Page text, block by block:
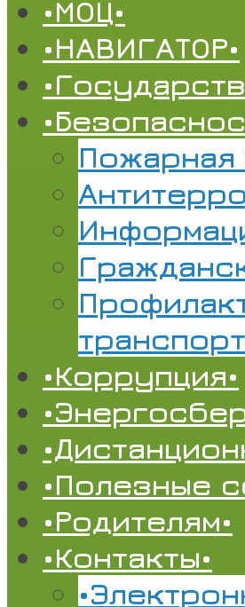
•МОЦ•
•НАВИГАТОР•
Пожарная
•Коррупция•
•Полезные
•Родителям•
•Контакты•